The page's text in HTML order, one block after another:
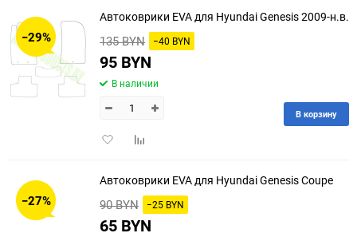
−29%
Автоковрики EVA для Hyundai Genesis 2009-н.в.
135 BYN −40 BYN
95 BYN
В наличии
ДобавитьДобавить
В корзину
−27%
Автоковрики EVA для Hyundai Genesis Coupe
90 BYN −25 BYN
65 BYN